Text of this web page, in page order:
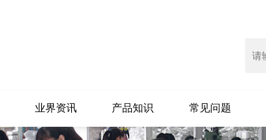
业界资讯 产品知识 常见问题